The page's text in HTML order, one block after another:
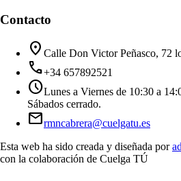
Contacto
location_on Calle Don Victor Peñasco, 72
call+34 657892521
scheduleLunes a Viernes de 10:30 a
Sábados cerrado.
mailrmncabrera@cuelgatu.es
Esta web ha sido creada y diseñada por
con la colaboración de Cuelga TÚ